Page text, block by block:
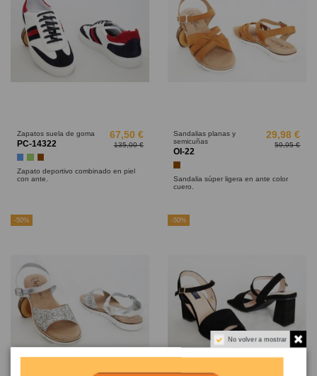
Zapatos suela de goma
PC-14322
AzulVerdeMarrón
67,50 €
135,00 €
Zapato deportivo combinado en piel
con ante.
Sandalias planas y
semicuñas
OI-22
Marrón
29,98 €
59,95 €
Sandalia súper ligera en ante color
cuero.
-50% -50%
No volver a mostrar